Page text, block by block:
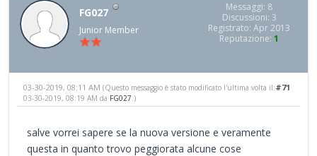
FG027
Junior Member
Messaggi: 8
Discussioni: 3
Registrato: Apr 2013
Reputazione: 1
#71
03-30-2019, 08:11 AM (Questo messaggio è stato modificato l'ultima volta il:
03-30-2019, 08:19 AM da FG027 .)
salve vorrei sapere se la nuova versione e veramente
questa in quanto trovo peggiorata alcune cose